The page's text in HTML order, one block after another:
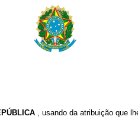
, usando da atribuição que